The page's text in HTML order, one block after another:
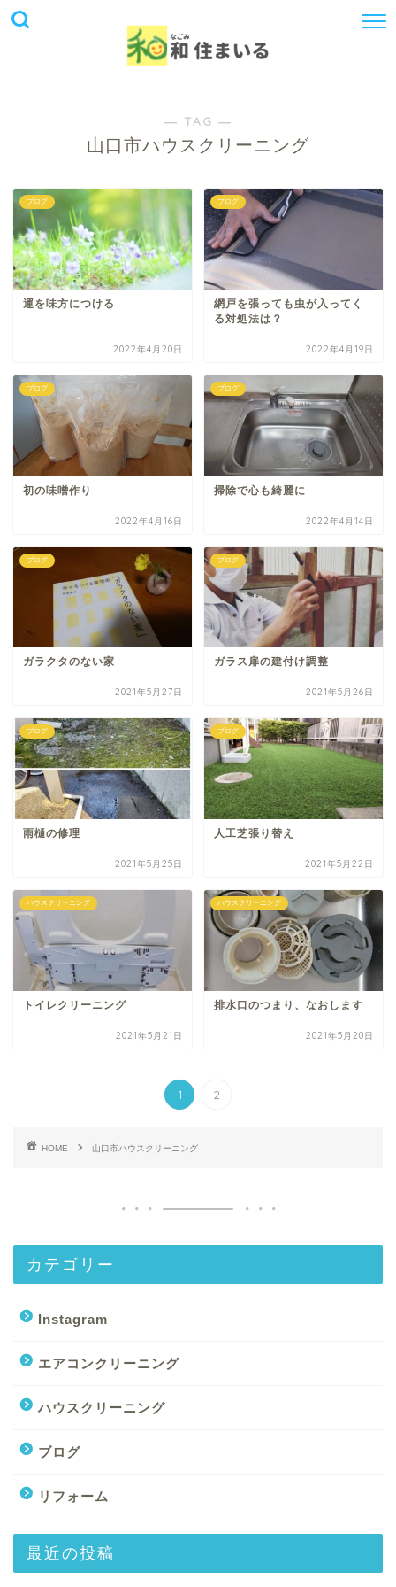
― TAG ―
山口市ハウスクリーニング
ブログ
運を味方につける
2022年4月20日
ブログ
網戸を張っても虫が入ってく
る対処法は？
2022年4月19日
ブログ
初の味噌作り
2022年4月16日
ブログ
掃除で心も綺麗に
2022年4月14日
ブログ
ガラクタのない家
2021年5月27日
ブログ
ガラス扉の建付け調整
2021年5月26日
ブログ
雨樋の修理
2021年5月25日
ブログ
人工芝張り替え
2021年5月22日
ハウスクリーニング
トイレクリーニング
2021年5月21日
ハウスクリーニング
排水口のつまり、なおします
2021年5月20日
1 2
HOME 山口市ハウスクリーニング
カテゴリー
Instagram
エアコンクリーニング
ハウスクリーニング
ブログ
リフォーム
最近の投稿
エアコンクリーニング